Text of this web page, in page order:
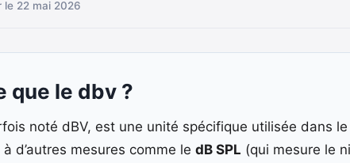
le 22 mai 2026
que le dbv ?
noté dBV, est une unité spécifique utilisée dans
d’autres mesures comme le dB SPL (qui mesure le